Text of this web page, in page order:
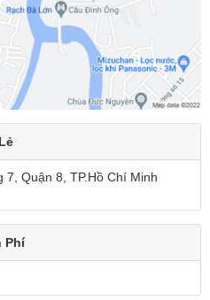
Quận 8, TP.Hồ Chí Minh
Phí